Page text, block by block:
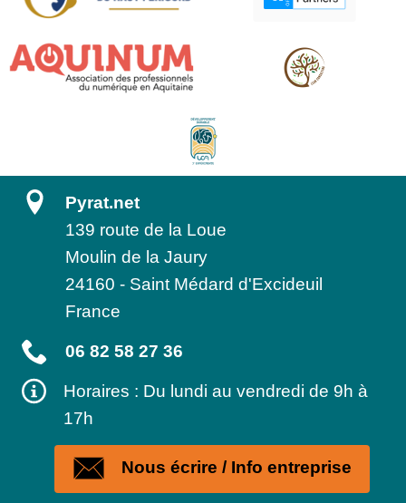
Pyrat.net
139 route de la Loue
Moulin de la Jaury
24160 - Saint Médard d'Excideuil
France
06 82 58 27 36
Horaires : Du lundi au vendredi de 9h à
17h
Nous écrire / Info entreprise